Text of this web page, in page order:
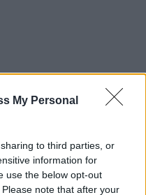
My Personal
to third parties, or
information for
use the below opt-out
note that after your
φιλοδοξεί να αλλάξει
δίνοντας τέλος
Αντί να συμπληρώνει
των διαφορετικών
με τον τρόπο αυτό